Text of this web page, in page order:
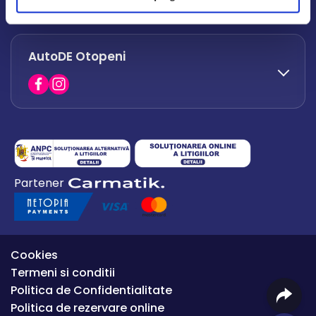
office.afumati@autode.ro
0730 063 852
0730 063 851
AutoDE Otopeni
0754 649 360
office.premium@autode.ro
Partener
Cookies
Termeni si conditii
Politica de Confidentialitate
Politica de rezervare online